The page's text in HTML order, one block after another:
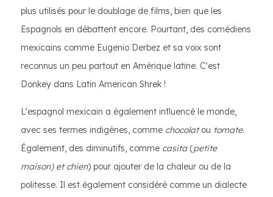
plus utilisés pour le doublage de films, bien que les
Espagnols en débattent encore. Pourtant, des comédiens
mexicains comme Eugenio Derbez et sa voix sont
reconnus un peu partout en Amérique latine. C'est
Donkey dans Latin American Shrek !
L'espagnol mexicain a également influencé le monde,
avec ses termes indigènes, comme chocolatou tomate.
Également, des diminutifs, comme casita(petite
maison) etchien) pour ajouter de la chaleur ou de la
politesse. Il est également considéré comme un dialecte